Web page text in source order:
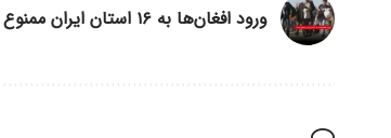
ورود افغان‌ها به ۱۶ استان ایران ممنوع است